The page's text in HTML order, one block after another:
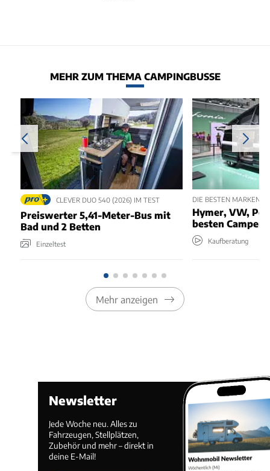
MEHR ZUM THEMA CAMPINGBUSSE
CLEVER DUO 540 (2026) IM TEST
Preiswerter 5,41-Meter-Bus mit
Bad und 2 Betten
Einzeltest
DIE BESTEN MARKEN
Hymer, VW,
besten Camper?
Kaufberatung
Mehr anzeigen
Newsletter
Jede Woche neu. Alles zu
Fahrzeugen, Stellplätzen,
Zubehör und mehr – direkt in
deine E-Mail!